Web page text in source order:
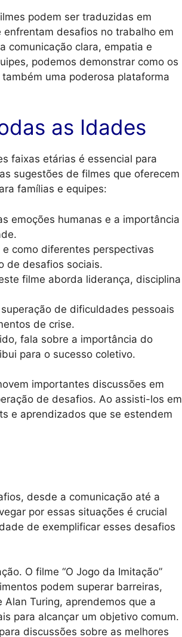
podem ser traduzidas em
desafios no trabalho em
comunicação clara, empatia e
podemos demonstrar como os
uma poderosa plataforma
as Idades
faixas etárias é essencial para
sugestões de filmes que oferecem
famílias e equipes:
emoções humanas e a importância
como diferentes perspectivas
de desafios sociais.
filme aborda liderança, disciplina
de dificuldades pessoais
de crise.
fala sobre a importância do
para o sucesso coletivo.
importantes discussões em
de desafios. Ao assisti-los em
e aprendizados que se estendem
desde a comunicação até a
por essas situações é crucial
de exemplificar esses desafios
O filme “O Jogo da Imitação”
podem superar barreiras,
Turing, aprendemos que a
para alcançar um objetivo comum.
discussões sobre as melhores